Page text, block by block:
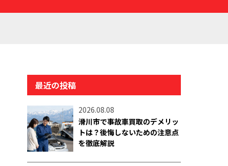
最近の投稿
2026.08.08
滑川市で事故車買取のデメリッ
トは？後悔しないための注意点
を徹底解説